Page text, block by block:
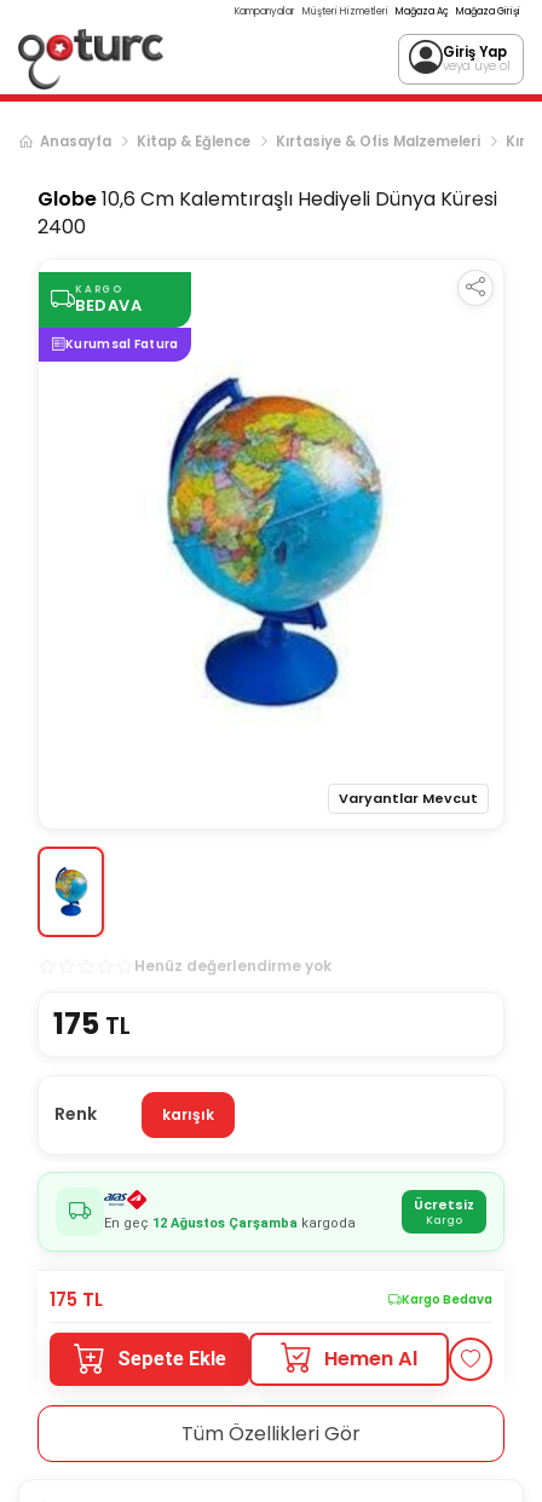
Kampanyalar Müşteri Hizmetleri Mağaza Aç Mağaza Girişi
Giriş Yap
veya üye ol
Anasayfa Kitap & Eğlence Kırtasiye & Ofis Malzemeleri
Globe10,6 Cm Kalemtıraşlı Hediyeli Dünya Küresi
2400
KARGO
BEDAVA
Kurumsal Fatura
Varyantlar Mevcut
Henüz değerlendirme yok
175 TL
Renk karışık
En geç 12 Ağustos Çarşamba kargoda
Ücretsiz
Kargo
175 TL Kargo Bedava
Sepete Ekle Hemen Al
Tüm Özellikleri Gör